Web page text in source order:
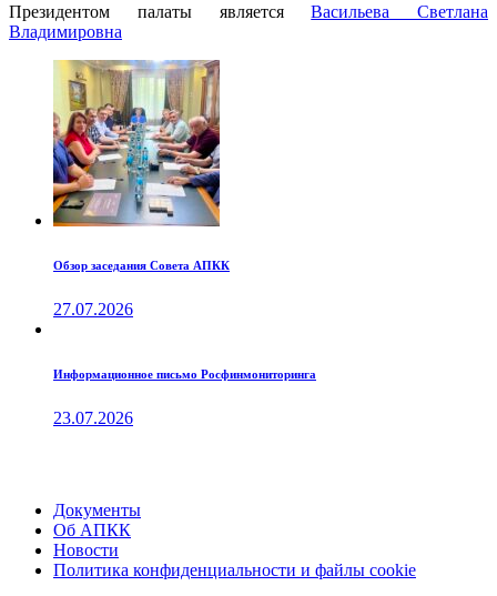
Президентом палаты являетсяВаcильева Светлана
Владимировна
Обзор заседания Совета АПКК
27.07.2026
Информационное письмо Росфинмониторинга
23.07.2026
Документы
Об АПКК
Новости
Политика конфиденциальности и файлы cookie